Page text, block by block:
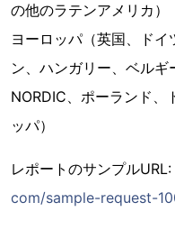
の他のラテンアメリカ）
ヨーロッパ（英国、ド
ン、ハンガリー、ベルギ
NORDIC、ポーランド、
ッパ）
レポートのサンプル
com/sample-request-